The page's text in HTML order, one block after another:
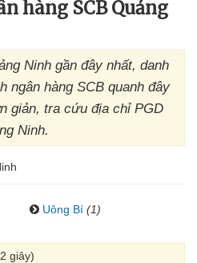
hàng SCB Quảng
Ninh gần đây nhất, danh
ngân hàng SCB quanh đây
giản, tra cứu địa chỉ PGD
Ninh.
Uông Bí (1)
giây)